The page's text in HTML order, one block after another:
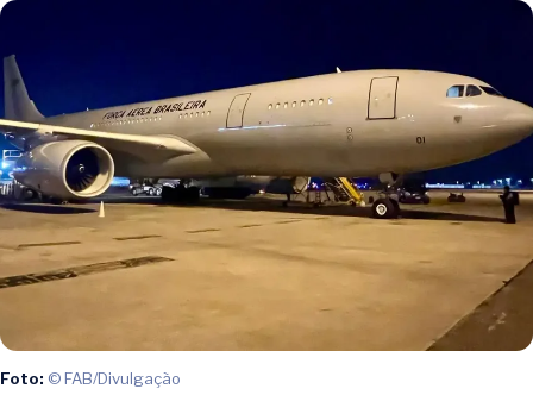
Foto: © FAB/Divulgação